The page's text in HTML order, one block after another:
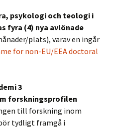
psykologi och teologi i
fyra (4) nya avlönade
plats), varav en ingår
for non-EU/EEA doctoral
3
forskningsprofilen
till forskning inom
tydligt framgå i